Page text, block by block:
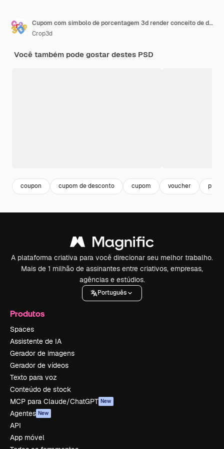
Cupom com símbolo de porcentagem 3d render conceito de desconto ícone de cupom ilustração vetorial
Crop3d
Você também pode gostar destes PSD
coupon cupom de desconto cupom voucher
A plataforma criativa para você direcionar seu melhor trabalho.
Mais de 1 milhão de assinantes entre criativos, empresas,
agências e estúdios.
Português
Produtos
Spaces
Assistente de IA
Gerador de imagens
Gerador de vídeos
Texto para voz
Conteúdo de stock
MCP para Claude/ChatGPT New
Agentes New
API
App móvel